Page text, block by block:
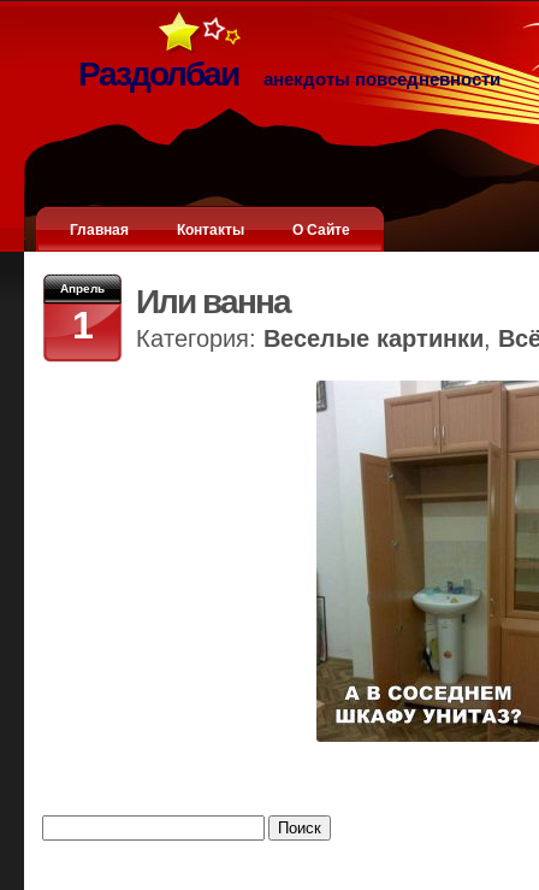
Раздолбаи анекдоты повседневности
Главная Контакты О Сайте
Апрель
1
Или ванна
Категория: Веселые картинки,